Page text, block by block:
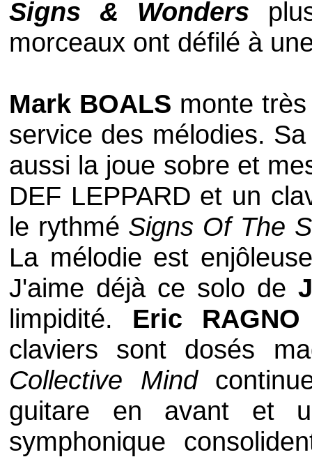
Signs & Wonders
morceaux ont défilé à
Mark BOALS monte
service des mélodies.
aussi la joue sobre et
DEF LEPPARD et un
le rythmé Signs Of The
La mélodie est
J'aime déjà ce solo de
limpidité. Eric RAGNO
claviers sont dosés
Collective Mind
guitare en avant et
symphonique